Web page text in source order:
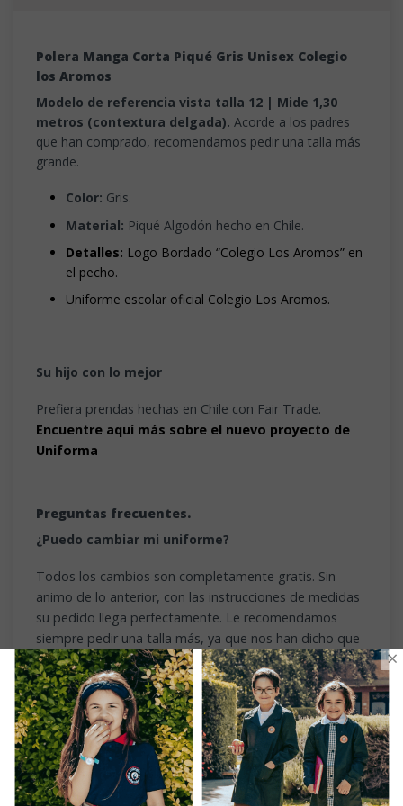
Polera Manga Corta Piqué Gris Unisex Colegio
los Aromos
Modelo de referencia vista talla 12 | Mide 1,30
metros (contextura delgada). Acorde a los padres
que han comprado, recomendamos pedir una talla más
grande.
Color: Gris.
Material: Piqué Algodón hecho en Chile.
Detalles: Logo Bordado “Colegio Los Aromos” en
el pecho.
Uniforme escolar oficial Colegio Los Aromos.
Su hijo con lo mejor
Prefiera prendas hechas en Chile con Fair Trade.
Encuentre aquí más sobre el nuevo proyecto de
Uniforma
Preguntas frecuentes.
¿Puedo cambiar mi uniforme?
Todos los cambios son completamente gratis. Sin
animo de lo anterior, con las instrucciones de medidas
su pedido llega perfectamente. Le recomendamos
siempre pedir una talla más, ya que nos han dicho que
nuestras medidas son un poco pequeñas.
¿Mi uniforme tiene garantía?
Todas las prendas de Uniforma tienen 6 meses de
garantía por calidad.
¿Puedo comprar directamente en tienda?
×